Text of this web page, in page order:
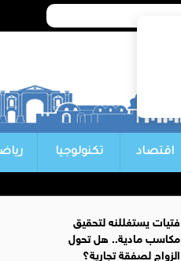
اقتصاد تكنولوجيا
فتيات يستغللنه لتحقيق
مكاسب مادية.. هل تحول
الزواج لصفقة تجارية؟